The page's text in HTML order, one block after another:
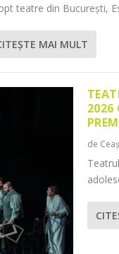
teatre din București,
MAI MULT
2026
de